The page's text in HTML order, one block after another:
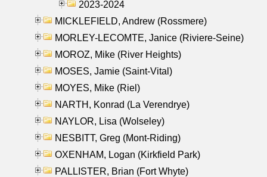
2023-2024
MICKLEFIELD, Andrew (Rossmere)
MORLEY-LECOMTE, Janice (Riviere-Seine)
MOROZ, Mike (River Heights)
MOSES, Jamie (Saint-Vital)
MOYES, Mike (Riel)
NARTH, Konrad (La Verendrye)
NAYLOR, Lisa (Wolseley)
NESBITT, Greg (Mont-Riding)
OXENHAM, Logan (Kirkfield Park)
PALLISTER, Brian (Fort Whyte)